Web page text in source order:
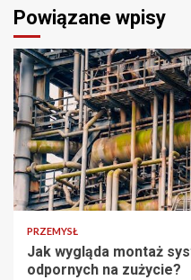
Powiązane wpisy
PRZEMYSŁ
Jak wygląda montaż
odpornych na zużycie?